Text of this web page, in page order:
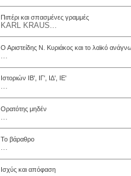
Πιπέρι και σπασμένες γραμμές
KARL KRAUS...
Ο Αριστείδης Ν. Κυριάκος και το λαϊκό
...
Ιστοριών ΙΒ', ΙΓ', ΙΔ', ΙΕ'
...
Ορατότης μηδέν
Το βάραθρο
Ισχύς και απόφαση